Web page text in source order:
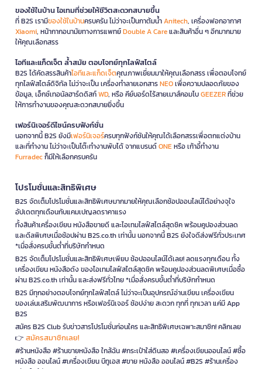
ของใช้ในบ้าน ไอเทมที่ช่วยให้ชีวิตสะดวกสบายขึ้น
ที่ B2S เรามีของใช้ในบ้านครบครัน ไม่ว่าจะเป็นกาต้มน้ำAnitech, เครื่องฟอกอากาศ
Xiaomi, หน้ากากอนามัยทางการแพทย์Double A Careและสินค้าอื่น ๆ อีกมากมาย
ให้คุณเลือกสรร
ไอทีและแก็ดเจ็ต ล้ำสมัย ตอบโจทย์ทุกไลฟ์สไตล์
B2S ได้คัดสรรสินค้าไอทีและแก็ดเจ็ตคุณภาพเยี่ยมมาให้คุณเลือกสรร เพื่อตอบโจทย์
ทุกไลฟ์สไตล์ดิจิทัล ไม่ว่าจะเป็น เครื่องทำลายเอกสารNEOเพื่อความปลอดภัยของ
ข้อมูล, เอ็กซ์เทอนัลฮาร์ดดิสก์WD, หรือ คีย์บอร์ดไร้สายเมาส์คอมโบGEEZERที่ช่วย
ให้การทำงานของคุณสะดวกสบายยิ่งขึ้น
เฟอร์นิเจอร์ดีไซน์ครบฟังก์ชั่น
นอกจากนี้ B2S ยังมีเฟอร์นิเจอร์ครบทุกฟังก์ชันให้คุณได้เลือกสรรเพื่อตกแต่งบ้าน
และที่ทำงาน ไม่ว่าจะเป็นโต๊ะทำงานพับได้ จากแบรนด์ONEหรือ เก้าอี้ทำงาน
Furradecก็มีให้เลือกครบครัน
โปรโมชั่นและสิทธิพิเศษ
B2S จัดเต็มโปรโมชั่นและสิทธิพิเศษมากมายให้คุณเลือกช้อปออนไลน์ได้อย่างจุใจ
อัปเดตทุกเดือนกับแคมเปญลดราคาแรง
ทั้งสินค้าเครื่องเขียน หนังสือขายดี และไอเทมไลฟ์สไตล์สุดชิค พร้อมคูปองส่วนลด
และดีลพิเศษเมื่อช้อปผ่าน B2S.co.th เท่านั้น นอกจากนี้ B2S ยังใจดีส่งฟรีทั่วประเทศ
*เมื่อสั่งครบขั้นต่ำที่บริษัทกำหนด
B2S จัดเต็มโปรโมชั่นและสิทธิพิเศษเพียบ ช้อปออนไลน์ได้เลย! ลดแรงทุกเดือน ทั้ง
เครื่องเขียน หนังสือดัง ของไอเทมไลฟ์สไตล์สุดชิค พร้อมคูปองส่วนลดพิเศษเมื่อซื้อ
ผ่าน B2S.co.th เท่านั้น และส่งฟรีทั่วไทย *เมื่อสั่งครบขั้นต่ำที่บริษัทกำหนด
B2S มีทุกอย่างตอบโจทย์ทุกไลฟ์สไตล์ ไม่ว่าจะเป็นอุปกรณ์อ่านเขียน เครื่องเขียน
ของเล่นเสริมพัฒนาการ หรือเฟอร์นิเจอร์ ช้อปง่าย สะดวก ทุกที่ ทุกเวลา แค่มี App
B2S
สมัคร B2S Club รับข่าวสารโปรโมชั่นก่อนใคร และสิทธิพิเศษเฉพาะสมาชิก! คลิกเลย
👉 สมัครสมาชิกเลย!
#ร้านหนังสือ #ร้านขายหนังสือ ใกล้ฉัน #กระเป๋าใส่ดินสอ #เครื่องเขียนออนไลน์ #ซื้อ
หนังสือ ออนไลน์ #เครื่องเขียน บีทูเอส #ขาย หนังสือ ออนไลน์ #B2S #ร้านเครื่อง